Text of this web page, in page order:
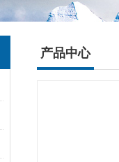
产品中心